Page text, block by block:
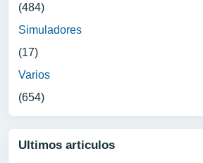
(484)
Simuladores
(17)
Varios
(654)
Ultimos articulos